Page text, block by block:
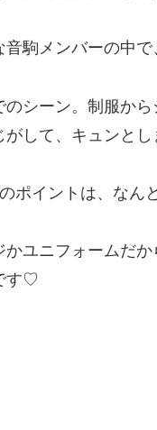
駒メンバーの中
のシーン。制服か
がして、キュンと
ポイントは、なん
かユニフォームだ
す♡